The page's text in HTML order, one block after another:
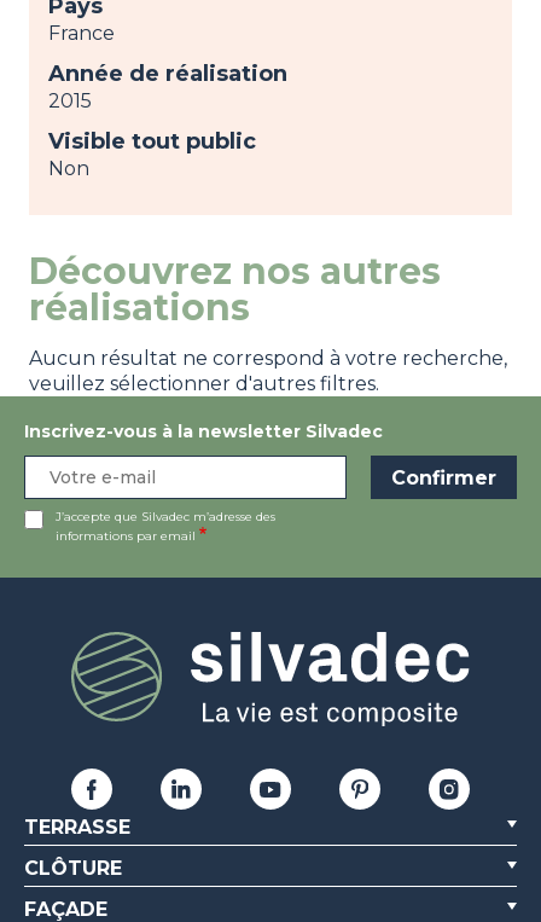
Pays
France
Année de réalisation
2015
Visible tout public
Non
Découvrez nos autres
réalisations
Aucun résultat ne correspond à votre recherche,
veuillez sélectionner d'autres filtres.
Inscrivez-vous à la newsletter Silvadec
J’accepte que Silvadec m’adresse des
informations par email
TERRASSE
CLÔTURE
FAÇADE